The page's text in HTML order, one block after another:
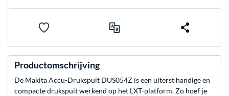
Productomschrijving
De Makita Accu-Drukspuit DUS054Z is een uiterst handige en
compacte drukspuit werkend op het LXT-platform. Zo hoef je